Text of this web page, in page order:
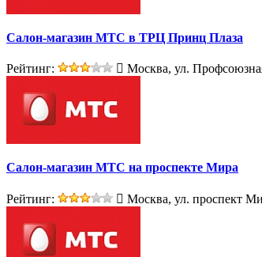
Салон-магазин МТС в ТРЦ Принц Плаза
Рейтинг: Москва, ул.
Салон-магазин МТС на проспекте Мира
Рейтинг: Москва, ул. проспект